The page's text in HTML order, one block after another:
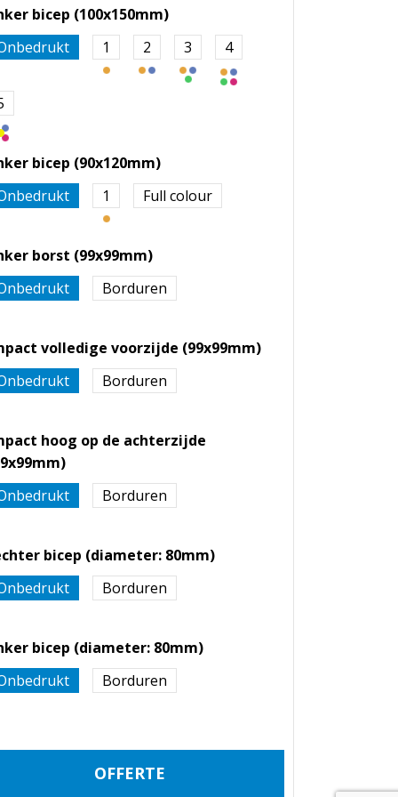
bicep (100x150mm)
1 2 3 4
bicep (90x120mm)
1 Full colour
borst (99x99mm)
Borduren
volledige voorzijde (99x99mm)
Borduren
hoog op de achterzijde
Borduren
bicep (diameter: 80mm)
Borduren
bicep (diameter: 80mm)
Borduren
OFFERTE